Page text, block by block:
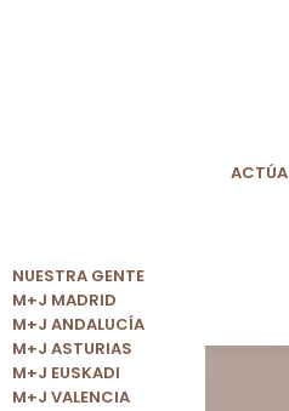
NUESTRA GENTE
M+J MADRID
M+J ANDALUCÍA
M+J ASTURIAS
M+J EUSKADI
M+J VALENCIA
ACTÚA